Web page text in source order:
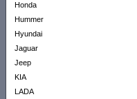
Honda
Hummer
Hyundai
Jaguar
Jeep
KIA
LADA